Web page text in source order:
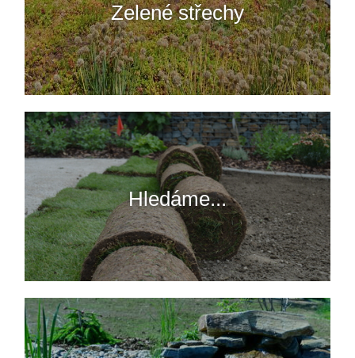
Zelené střechy
Hledáme...